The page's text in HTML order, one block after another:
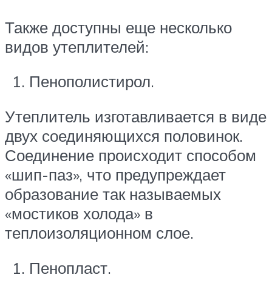
Также доступны еще несколько
видов утеплителей:
Пенополистирол.
Утеплитель изготавливается в виде
двух соединяющихся половинок.
Соединение происходит способом
«шип-паз», что предупреждает
образование так называемых
«мостиков холода» в
теплоизоляционном слое.
Пенопласт.